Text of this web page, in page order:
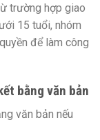
trường hợp giao
15 tuổi, nhóm
để làm công
bằng văn bản
văn bản nếu